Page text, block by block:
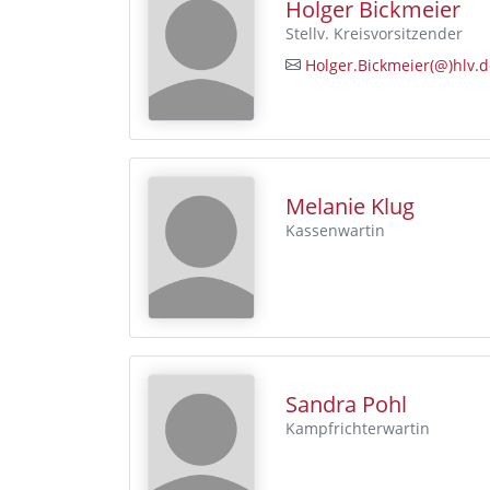
Holger Bickmeier
Stellv. Kreisvorsitzender
Melanie Klug
Kassenwartin
Sandra Pohl
Kampfrichterwartin